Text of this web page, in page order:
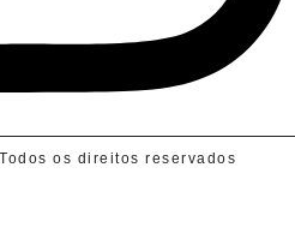
os direitos reservados